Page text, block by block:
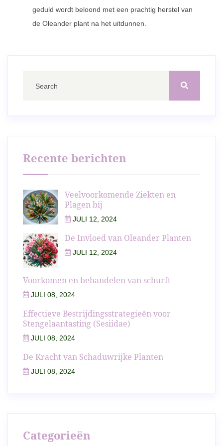
geduld wordt beloond met een prachtig herstel van
de Oleander plant na het uitdunnen.
Recente berichten
Veelvoorkomende Ziekten en
Plagen bij
JULI 12, 2024
De Invloed van Oleander Planten
JULI 12, 2024
Voorkomen en behandelen van schurft
JULI 08, 2024
Effectieve Bestrijdingsstrategieën voor
Stengelaantasting (Sesiidae)
JULI 08, 2024
De Kracht van Schaduwrijke Planten
JULI 08, 2024
Categorieën